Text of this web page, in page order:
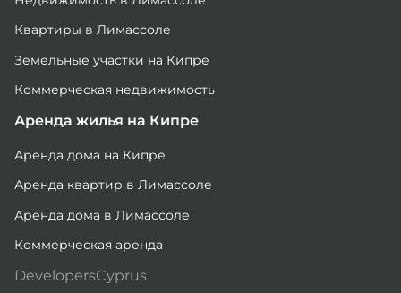
Квартиры в Лимассоле
Земельные участки на Кипре
Коммерческая недвижимость
Аренда жилья на Кипре
Аренда дома на Кипре
Аренда квартир в Лимассоле
Аренда дома в Лимассоле
Коммерческая аренда
DevelopersCyprus